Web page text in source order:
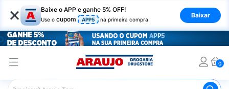
× Baixe o APP e ganhe 5% OFF!
Use o cupom APP5 na primeira compra
Baixar
0